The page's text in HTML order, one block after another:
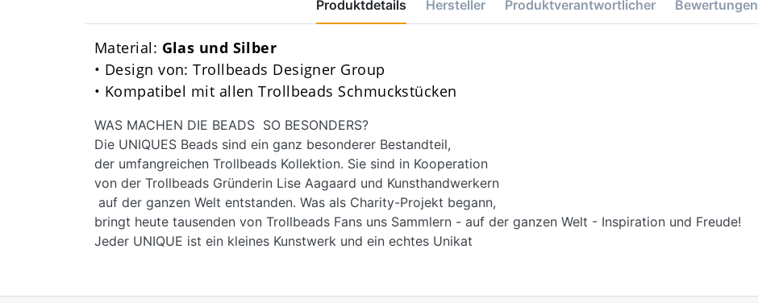
Produktdetails Hersteller Produktverantwortlicher Bewertungen
Material: Glas und Silber
• Design von: Trollbeads Designer Group
• Kompatibel mit allen Trollbeads Schmuckstücken
WAS MACHEN DIE BEADS SO BESONDERS?
Die UNIQUES Beads sind ein ganz besonderer Bestandteil,
der umfangreichen Trollbeads Kollektion. Sie sind in Kooperation
von der Trollbeads Gründerin Lise Aagaard und Kunsthandwerkern
auf der ganzen Welt entstanden. Was als Charity-Projekt begann,
bringt heute tausenden von Trollbeads Fans uns Sammlern - auf der ganzen Welt - Inspiration und Freude!
Jeder UNIQUE ist ein kleines Kunstwerk und ein echtes Unikat